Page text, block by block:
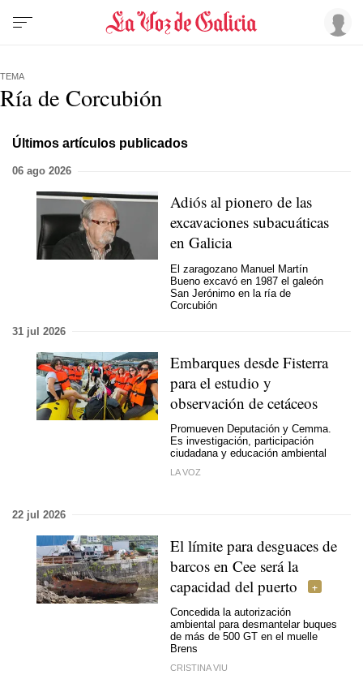
TEMA
Ría de Corcubión
Últimos artículos publicados
06 ago 2026
Adiós al pionero de las
excavaciones subacuáticas
en Galicia
El zaragozano Manuel Martín
Bueno excavó en 1987 el galeón
San Jerónimo en la ría de
Corcubión
31 jul 2026
Embarques desde Fisterra
para el estudio y
observación de cetáceos
Promueven Deputación y Cemma.
Es investigación, participación
ciudadana y educación ambiental
LA VOZ
22 jul 2026
El límite para desguaces de
barcos en Cee será la
capacidad del puerto
Concedida la autorización
ambiental para desmantelar buques
de más de 500 GT en el muelle
Brens
CRISTINA VIU